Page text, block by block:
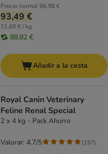
Precio normal96,98 €
93,49 €
11,69 € / kg
88,82 €
Añadir a la cesta
Royal Canin Veterinary
Feline Renal Special
2 x 4 kg - Pack Ahorro
Valorar: 4.7/5 (197)